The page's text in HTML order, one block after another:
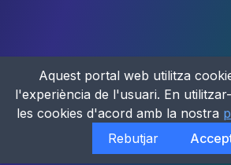
Aquest portal web utilitza
l'experiència de l'usuari. En
les cookies d'acord amb la nostra
Rebutjar